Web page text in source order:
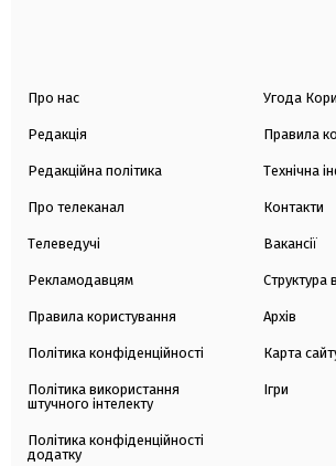
Про нас
Редакція
Редакційна політика
Про телеканал
Телеведучі
Рекламодавцям
Правила користування
Політика конфіденційності
Політика використання
штучного інтелекту
Політика конфіденційності
додатку
Угода
Правила
Технічна
Контакти
Вакансії
Структура
Архів
Карта
Ігри